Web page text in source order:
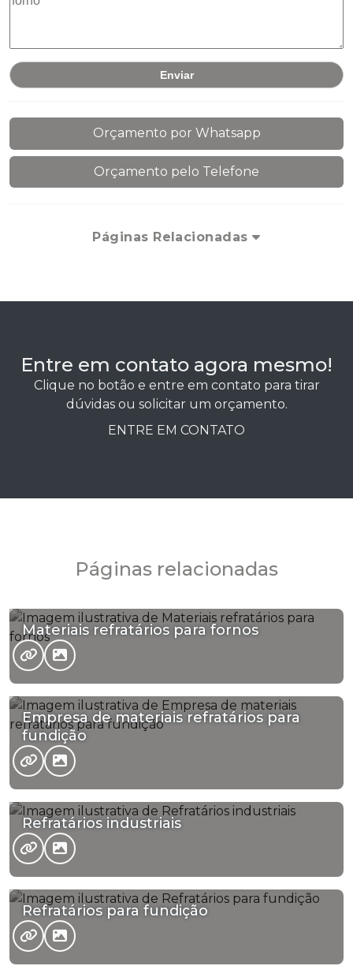
Orçamento por Whatsapp
Orçamento pelo Telefone
Páginas Relacionadas
Entre em contato agora mesmo!
Clique no botão e entre em contato para tirar
dúvidas ou solicitar um orçamento.
ENTRE EM CONTATO
Páginas relacionadas
Materiais refratários para fornos
Empresa de materiais refratários para
fundição
Refratários industriais
Refratários para fundição